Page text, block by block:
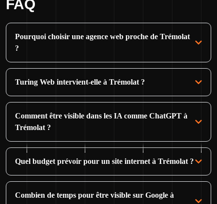
FAQ
Pourquoi choisir une agence web proche de Trémolat
?
Turing Web intervient-elle à Trémolat ?
Comment être visible dans les IA comme ChatGPT à
Trémolat ?
Quel budget prévoir pour un site internet à Trémolat ?
Combien de temps pour être visible sur Google à